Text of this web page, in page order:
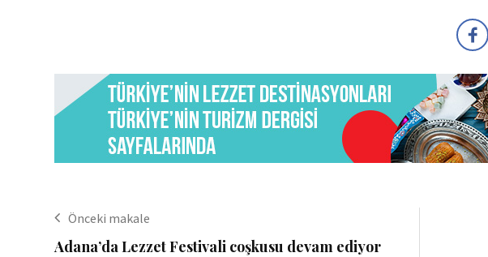
Önceki makale
Adana’da Lezzet Festivali coşkusu devam ediyor